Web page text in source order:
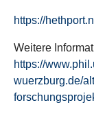
https://
Weitere
https://
wuerzburg.de/